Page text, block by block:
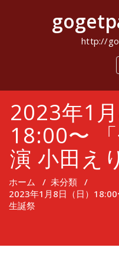
キ
http://
2023年1月
18:00〜
演 小田え
ホーム / 未分類 /
2023年1月8日（日）
生誕祭